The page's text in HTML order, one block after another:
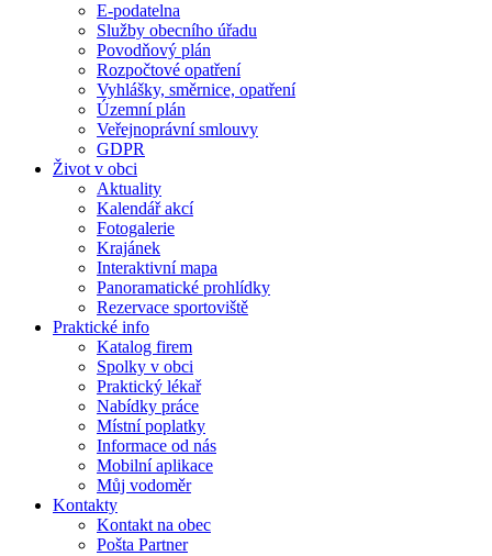
E-podatelna
Služby obecního úřadu
Povodňový plán
Rozpočtové opatření
Vyhlášky, směrnice, opatření
Územní plán
Veřejnoprávní smlouvy
GDPR
Život v obci
Aktuality
Kalendář akcí
Fotogalerie
Krajánek
Interaktivní mapa
Panoramatické prohlídky
Rezervace sportoviště
Praktické info
Katalog firem
Spolky v obci
Praktický lékař
Nabídky práce
Místní poplatky
Informace od nás
Mobilní aplikace
Můj vodoměr
Kontakty
Kontakt na obec
Pošta Partner